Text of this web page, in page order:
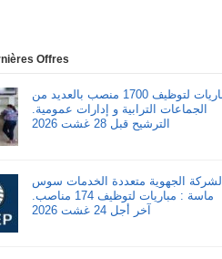
Offres
مباريات لتوظيف 1700 منصب بالعديد من
الجماعات الترابية و إدارات عمومية.
الترشيح قبل 28 غشت 2026
الشركة الجهوية متعددة الخدمات سوس
ماسة : مباريات لتوظيف 174 مناصب.
آخر أجل 24 غشت 2026